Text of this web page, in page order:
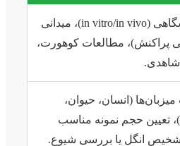
آزمایشگاهی (in vitro/in vivo)، میدانی
پراکنش)، مطالعات کوهورت،
شاهدی.
میزبان‌ها (انسان، حیوان،
تعیین حجم نمونه مناسب
انگل یا بررسی شیوع.